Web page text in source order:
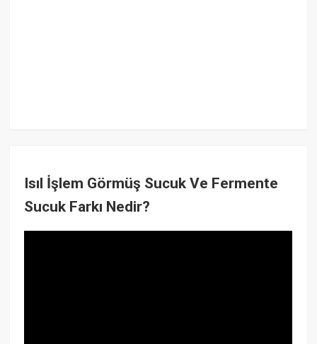
Isıl İşlem Görmüş Sucuk Ve Fermente
Sucuk Farkı Nedir?